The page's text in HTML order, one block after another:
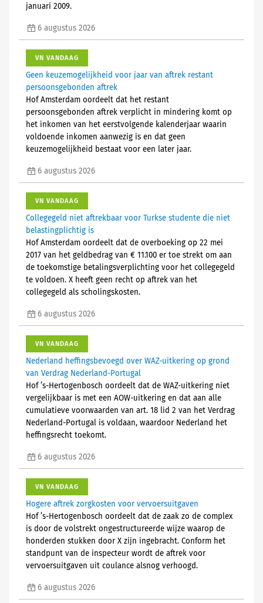
januari 2009.
6 augustus 2026
VN VANDAAG
Geen keuzemogelijkheid voor jaar van aftrek restant
persoonsgebonden aftrek
Hof Amsterdam oordeelt dat het restant
persoonsgebonden aftrek verplicht in mindering komt op
het inkomen van het eerstvolgende kalenderjaar waarin
voldoende inkomen aanwezig is en dat geen
keuzemogelijkheid bestaat voor een later jaar.
6 augustus 2026
VN VANDAAG
Collegegeld niet aftrekbaar voor Turkse studente die niet
belastingplichtig is
Hof Amsterdam oordeelt dat de overboeking op 22 mei
2017 van het geldbedrag van € 11.100 er toe strekt om aan
de toekomstige betalingsverplichting voor het collegegeld
te voldoen. X heeft geen recht op aftrek van het
collegegeld als scholingskosten.
6 augustus 2026
VN VANDAAG
Nederland heffingsbevoegd over WAZ-uitkering op grond
van Verdrag Nederland-Portugal
Hof ’s-Hertogenbosch oordeelt dat de WAZ-uitkering niet
vergelijkbaar is met een AOW-uitkering en dat aan alle
cumulatieve voorwaarden van art. 18 lid 2 van het Verdrag
Nederland-Portugal is voldaan, waardoor Nederland het
heffingsrecht toekomt.
6 augustus 2026
VN VANDAAG
Hogere aftrek zorgkosten voor vervoersuitgaven
Hof ’s-Hertogenbosch oordeelt dat de zaak zo de complex
is door de volstrekt ongestructureerde wijze waarop de
honderden stukken door X zijn ingebracht. Conform het
standpunt van de inspecteur wordt de aftrek voor
vervoersuitgaven uit coulance alsnog verhoogd.
6 augustus 2026